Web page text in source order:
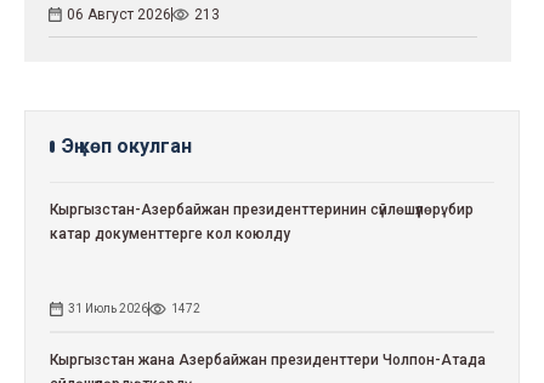
06 Август 2026 213
Эң көп окулган
Кыргызстан-Азербайжан президенттеринин сүйлөшүүлөрү: бир
катар документтерге кол коюлду
31 Июль 2026 1472
Кыргызстан жана Азербайжан президенттери Чолпон-Атада